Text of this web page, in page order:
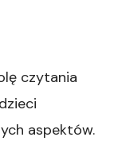
czytania
aspektów.